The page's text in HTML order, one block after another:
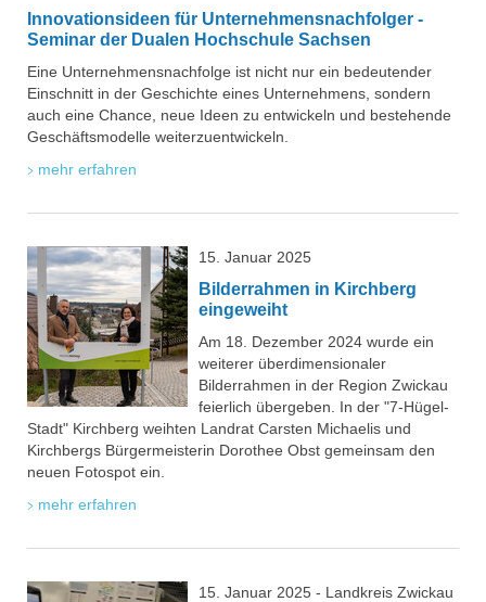
Innovationsideen für Unternehmensnachfolger -
Seminar der Dualen Hochschule Sachsen
Eine Unternehmensnachfolge ist nicht nur ein bedeutender
Einschnitt in der Geschichte eines Unternehmens, sondern
auch eine Chance, neue Ideen zu entwickeln und bestehende
Geschäftsmodelle weiterzuentwickeln.
mehr erfahren
15. Januar 2025
Bilderrahmen in Kirchberg
eingeweiht
Am 18. Dezember 2024 wurde ein
weiterer überdimensionaler
Bilderrahmen in der Region Zwickau
feierlich übergeben. In der "7-Hügel-
Stadt" Kirchberg weihten Landrat Carsten Michaelis und
Kirchbergs Bürgermeisterin Dorothee Obst gemeinsam den
neuen Fotospot ein.
mehr erfahren
15. Januar 2025 - Landkreis Zwickau